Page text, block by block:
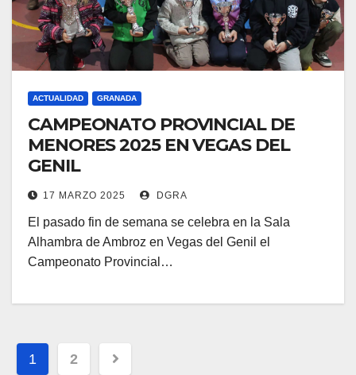
ACTUALIDAD GRANADA
CAMPEONATO PROVINCIAL DE
MENORES 2025 EN VEGAS DEL
GENIL
17 MARZO 2025 DGRA
El pasado fin de semana se celebra en la Sala
Alhambra de Ambroz en Vegas del Genil el
Campeonato Provincial…
Paginación
1 2